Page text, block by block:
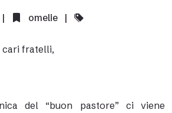
| omelie |
cari fratelli,
del “buon pastore” ci viene